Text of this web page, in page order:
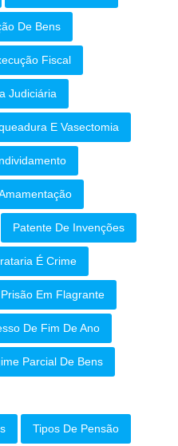
De Bens
Fiscal
Judiciária
E Vasectomia
Patente De Invenções
É Crime
Prisão Em Flagrante
De Fim De Ano
Parcial De Bens
Tipos De Pensão